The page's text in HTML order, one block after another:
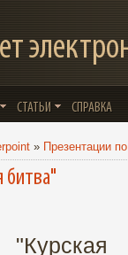
СТАТЬИ СПРАВКА
» Презентации
битва"